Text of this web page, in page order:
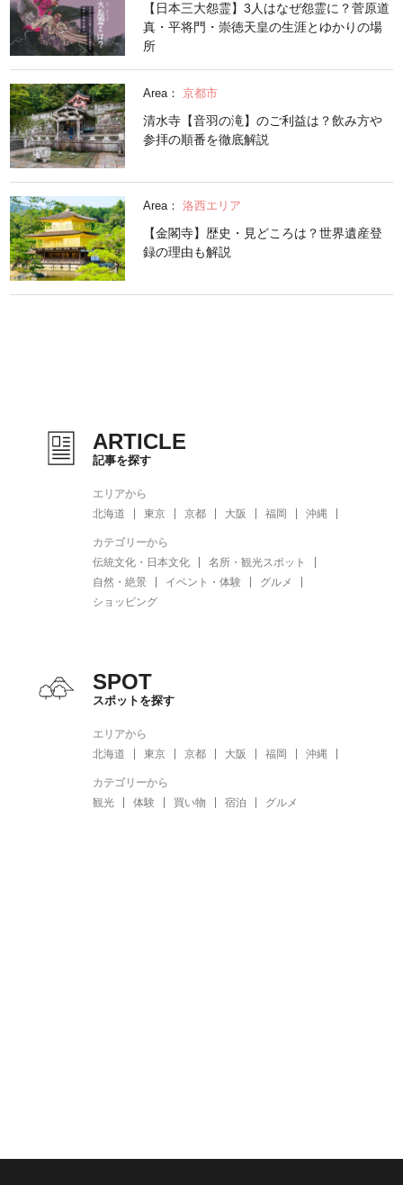
【日本三大怨霊】3人はなぜ怨霊に？菅原道
真・平将門・崇徳天皇の生涯とゆかりの場
所
Area： 京都市
清水寺【音羽の滝】のご利益は？飲み方や
参拝の順番を徹底解説
Area： 洛西エリア
【金閣寺】歴史・見どころは？世界遺産登
録の理由も解説
ARTICLE
記事を探す
エリアから
北海道
東京 京都 大阪 福岡 沖縄
カテゴリーから
伝統文化・日本文化
名所・観光スポット
自然・絶景
イベント・体験
グルメ
ショッピング
SPOT
スポットを探す
エリアから
北海道
東京 京都 大阪 福岡 沖縄
カテゴリーから
観光
体験 買い物 宿泊 グルメ